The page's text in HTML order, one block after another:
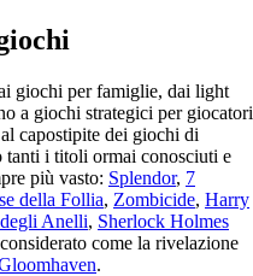
giochi per famiglie, dai light
a giochi strategici per giocatori
capostipite dei giochi di
tanti i titoli ormai conosciuti e
più vasto: Splendor, 7
della Follia, Zombicide, Harry
Anelli, Sherlock Holmes
come la rivelazione
.